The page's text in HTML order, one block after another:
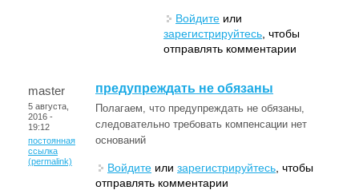
Войдите или
зарегистрируйтесь , чтобы
отправлять комментарии
master
5 августа,
2016 -
19:12
постоянная
ссылка
(permalink)
предупреждать не обязаны
Полагаем, что предупреждать не обязаны,
следовательно требовать компенсации нет
оснований
Войдите или зарегистрируйтесь , чтобы
отправлять комментарии